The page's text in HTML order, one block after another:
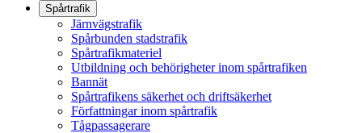
Spårtrafik
Järnvägstrafik
Spårbunden stadstrafik
Spårtrafikmateriel
Utbildning och behörigheter inom spårtrafiken
Bannät
Spårtrafikens säkerhet och driftsäkerhet
Författningar inom spårtrafik
Tågpassagerare